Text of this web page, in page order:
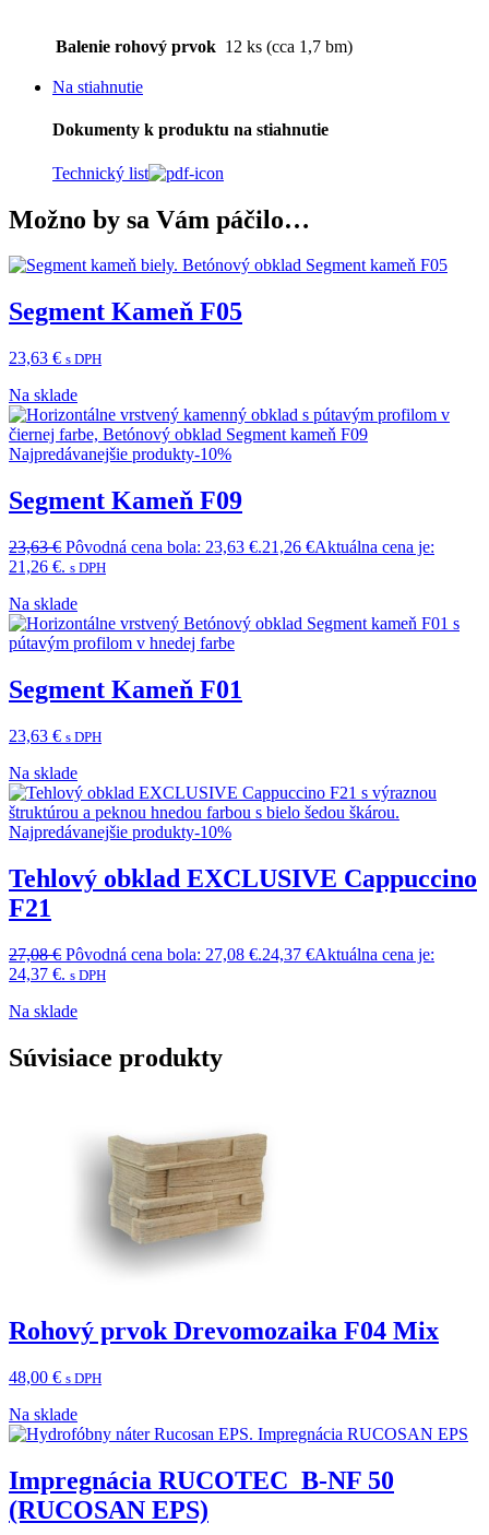
Balenie rohový prvok 12 ks (cca 1,7 bm)
Na stiahnutie
Dokumenty k produktu na stiahnutie
Technický list
Možno by sa Vám páčilo…
Segment Kameň F05
23,63 € s DPH
Na sklade
Najpredávanejšie produkty-10%
Segment Kameň F09
23,63€ Pôvodná cena bola: 23,63 €.21,26 €Aktuálna cena je:
21,26 €. s DPH
Na sklade
Segment Kameň F01
23,63 € s DPH
Na sklade
Najpredávanejšie produkty-10%
Tehlový obklad EXCLUSIVE Cappuccino
F21
27,08€ Pôvodná cena bola: 27,08 €.24,37 €Aktuálna cena je:
24,37 €. s DPH
Na sklade
Súvisiace produkty
Rohový prvok Drevomozaika F04 Mix
48,00 € s DPH
Na sklade
Impregnácia RUCOTEC B-NF 50
(RUCOSAN EPS)